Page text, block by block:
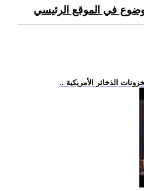
في الموقع الرئيسي
الذخائر الأمريكية